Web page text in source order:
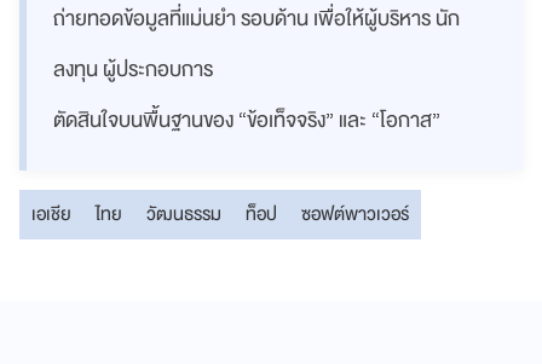
ถ่ายทอดข้อมูลที่แม่นยำ รอบด้าน เพื่อให้ผู้บริหาร นัก
ลงทุน ผู้ประกอบการ
ตัดสินใจบนพื้นฐานของ “ข้อเท็จจริง” และ “โอกาส”
เอเชีย ไทย วัฒนธรรม ท็อป ซอฟต์พาวเวอร์